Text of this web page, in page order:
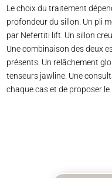
Le choix du traitement
profondeur du sillon. Un pli
par Nefertiti lift. Un sillon
Une combinaison des deux
présents. Un relâchement
tenseurs jawline. Une
chaque cas et de proposer